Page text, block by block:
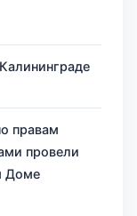
правам
провели
Доме